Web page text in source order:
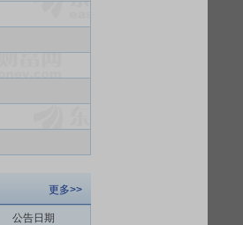
更多>>
公告日期